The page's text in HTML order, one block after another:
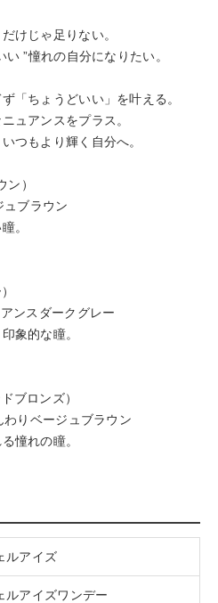
けじゃ足りない。
”憧れの自分になりたい。
「ちょうどいい」を叶える。
ュアンスをプラス。
つもより輝く自分へ。
）
ブラウン
。
ンスダークグレー
象的な瞳。
ブロンズ）
りベージュブラウン
憧れの瞳。
ルアイズ
ルアイズワンデー